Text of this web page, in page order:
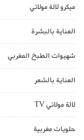
ميكرو لالة مولاتي
العناية بالبشرة
شهيوات الطبخ المغربي
العناية بالشعر
لالة مولاتي TV
حلويات مغربية